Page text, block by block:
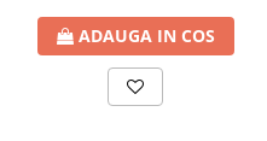
Fungicide
Insecticide
PEPENE VERDE
Biostimulatori
ADAUGA IN COS